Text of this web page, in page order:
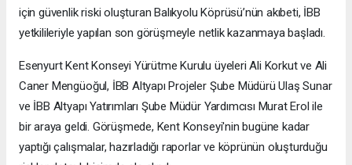
için güvenlik riski oluşturan Balıkyolu Köprüsü’nün akıbeti, İBB
yetkilileriyle yapılan son görüşmeyle netlik kazanmaya başladı.
Esenyurt Kent Konseyi Yürütme Kurulu üyeleri Ali Korkut ve Ali
Caner Mengüoğul, İBB Altyapı Projeler Şube Müdürü Ulaş Sunar
ve İBB Altyapı Yatırımları Şube Müdür Yardımcısı Murat Erol ile
bir araya geldi. Görüşmede, Kent Konseyi'nin bugüne kadar
yaptığı çalışmalar, hazırladığı raporlar ve köprünün oluşturduğu